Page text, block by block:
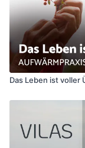
Das Leben ist voller